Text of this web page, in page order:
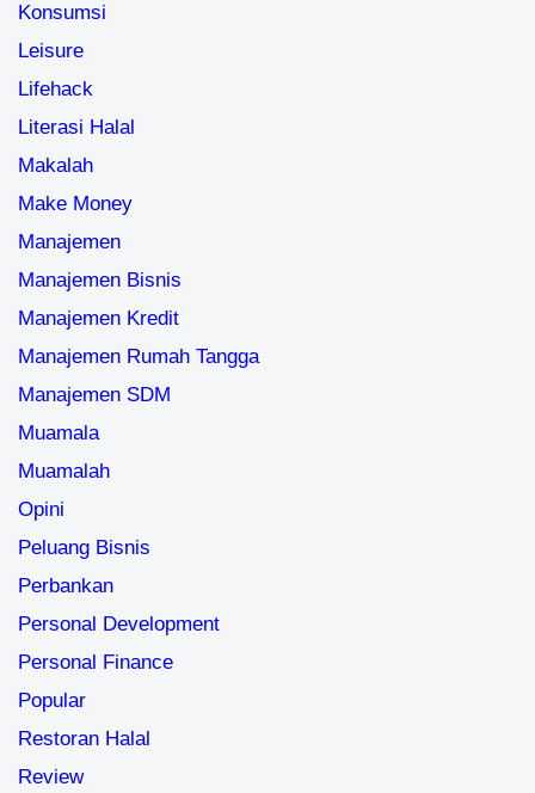
Konsumsi
Leisure
Lifehack
Literasi Halal
Makalah
Make Money
Manajemen
Manajemen Bisnis
Manajemen Kredit
Manajemen Rumah Tangga
Manajemen SDM
Muamala
Muamalah
Opini
Peluang Bisnis
Perbankan
Personal Development
Personal Finance
Popular
Restoran Halal
Review